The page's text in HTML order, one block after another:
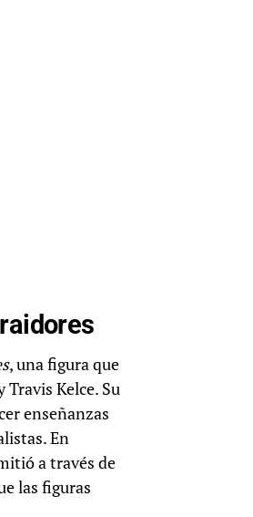
, una figura que
Kelce. Su
enseñanzas
En
a través de
las figuras